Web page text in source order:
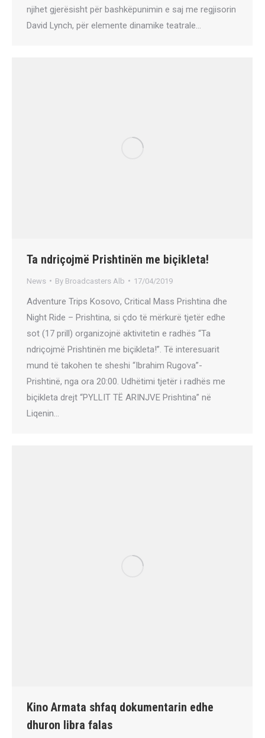
njihet gjerësisht për bashkëpunimin e saj me regjisorin
David Lynch, për elemente dinamike teatrale…
Ta ndriçojmë Prishtinën me biçikleta!
News By Broadcasters Alb 17/04/2019
Adventure Trips Kosovo, Critical Mass Prishtina dhe
Night Ride – Prishtina, si çdo të mërkurë tjetër edhe
sot (17 prill) organizojnë aktivitetin e radhës “Ta
ndriçojmë Prishtinën me biçikleta!”. Të interesuarit
mund të takohen te sheshi “Ibrahim Rugova”-
Prishtinë, nga ora 20:00. Udhëtimi tjetër i radhës me
biçikleta drejt “PYLLIT TË ARINJVE Prishtina” në
Liqenin…
Kino Armata shfaq dokumentarin edhe
dhuron libra falas